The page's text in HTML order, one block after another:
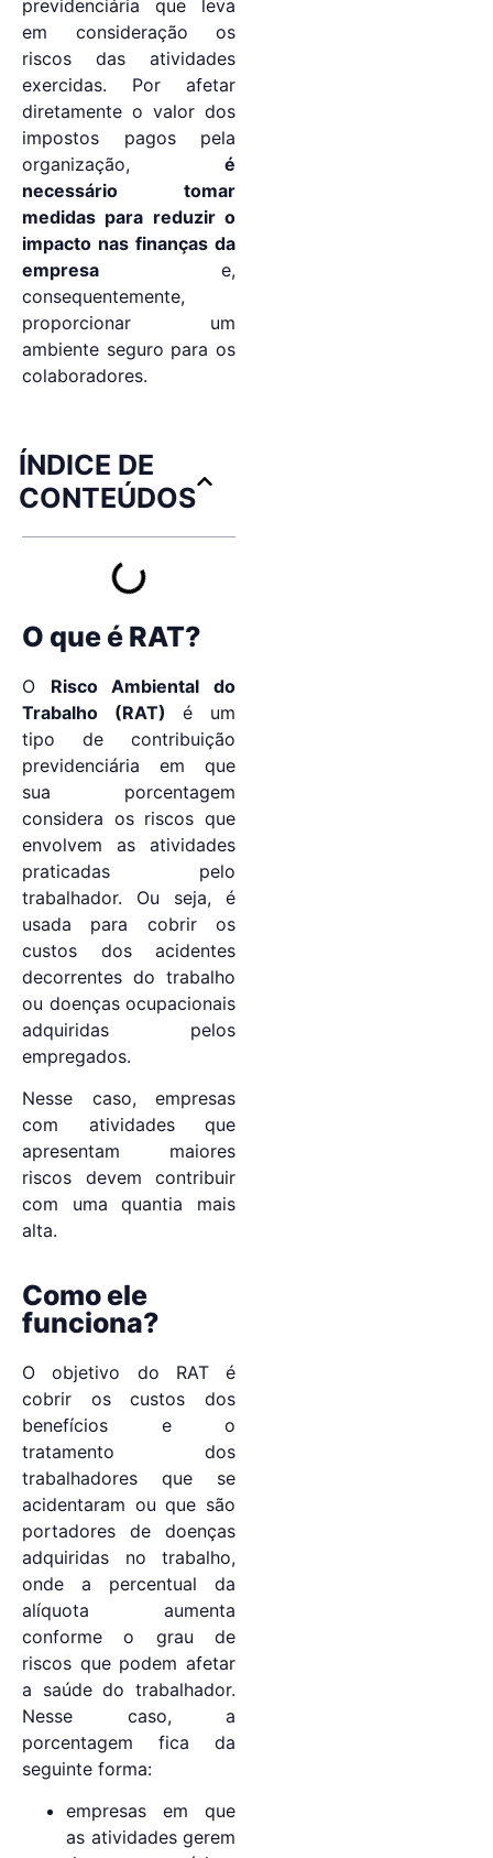
previdenciária que leva
em consideração os
riscos das atividades
exercidas. Por afetar
diretamente o valor dos
impostos pagos pela
organização, é
necessário tomar
medidas para reduzir o
impacto nas finanças da
empresa e,
consequentemente,
proporcionar um
ambiente seguro para os
colaboradores.
ÍNDICE DE
CONTEÚDOS
O que é RAT?
O Risco Ambiental do
Trabalho (RAT) é um
tipo de contribuição
previdenciária em que
sua porcentagem
considera os riscos que
envolvem as atividades
praticadas pelo
trabalhador. Ou seja, é
usada para cobrir os
custos dos acidentes
decorrentes do trabalho
ou doenças ocupacionais
adquiridas pelos
empregados.
Nesse caso, empresas
com atividades que
apresentam maiores
riscos devem contribuir
com uma quantia mais
alta.
Como ele
funciona?
O objetivo do RAT é
cobrir os custos dos
benefícios e o
tratamento dos
trabalhadores que se
acidentaram ou que são
portadores de doenças
adquiridas no trabalho,
onde a percentual da
alíquota aumenta
conforme o grau de
riscos que podem afetar
a saúde do trabalhador.
Nesse caso, a
porcentagem fica da
seguinte forma:
empresas em que
as atividades gerem